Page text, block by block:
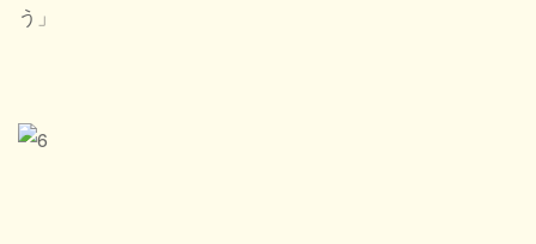
う」